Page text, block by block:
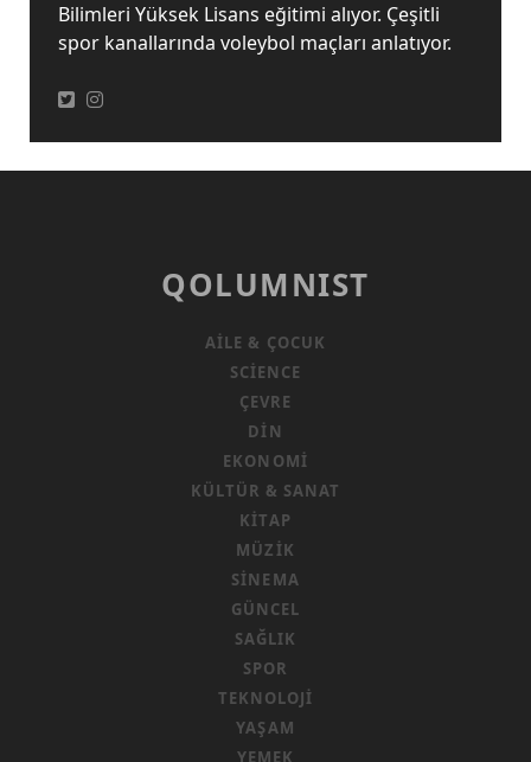
Bilimleri Yüksek Lisans eğitimi alıyor. Çeşitli
spor kanallarında voleybol maçları anlatıyor.
QOLUMNIST
AILE & ÇOCUK
SCIENCE
ÇEVRE
DIN
EKONOMI
KÜLTÜR & SANAT
KITAP
MÜZIK
SINEMA
GÜNCEL
SAĞLIK
SPOR
TEKNOLOJI
YAŞAM
YEMEK